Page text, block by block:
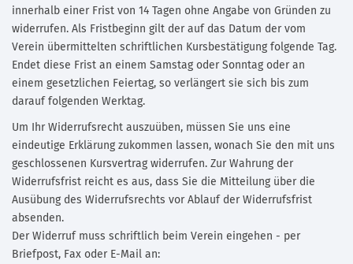
innerhalb einer Frist von 14 Tagen ohne Angabe von Gründen zu
widerrufen. Als Fristbeginn gilt der auf das Datum der vom
Verein übermittelten schriftlichen Kursbestätigung folgende Tag.
Endet diese Frist an einem Samstag oder Sonntag oder an
einem gesetzlichen Feiertag, so verlängert sie sich bis zum
darauf folgenden Werktag.
Um Ihr Widerrufsrecht auszuüben, müssen Sie uns eine
eindeutige Erklärung zukommen lassen, wonach Sie den mit uns
geschlossenen Kursvertrag widerrufen. Zur Wahrung der
Widerrufsfrist reicht es aus, dass Sie die Mitteilung über die
Ausübung des Widerrufsrechts vor Ablauf der Widerrufsfrist
absenden.
Der Widerruf muss schriftlich beim Verein eingehen - per
Briefpost, Fax oder E-Mail an: